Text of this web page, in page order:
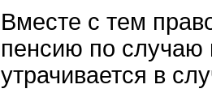
Вместе с тем
пенсию по случаю
утрачивается в